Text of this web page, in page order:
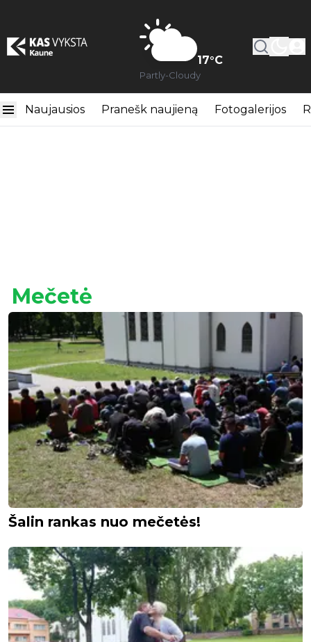
17°C
Partly-Cloudy
Naujausios Pranešk naujieną Fotogalerijos
Mečetė
Šalin rankas nuo mečetės!